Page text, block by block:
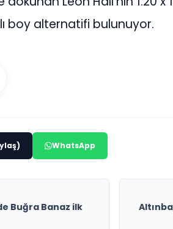
boy alternatifi bulunuyor.
WhatsApp
Buğra Banaz ilk